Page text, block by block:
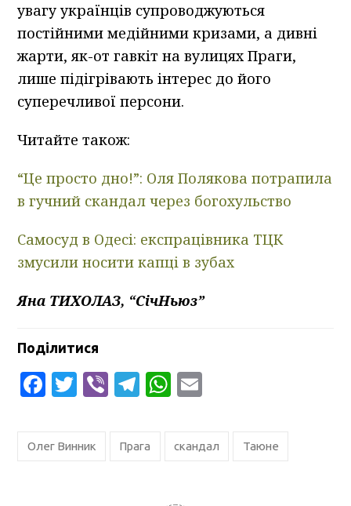
увагу українців супроводжуються
постійними медійними кризами, а дивні
жарти, як-от гавкіт на вулицях Праги,
лише підігрівають інтерес до його
суперечливої персони.
Читайте також:
“Це просто дно!”: Оля Полякова потрапила
в гучний скандал через богохульство
Самосуд в Одесі: експрацівника ТЦК
змусили носити капці в зубах
Яна ТИХОЛАЗ, “СічНьюз”
Поділитися
Facebook
Twitter
ViberTelegram
WhatsApp
Олег Винник Прага скандал Таюне